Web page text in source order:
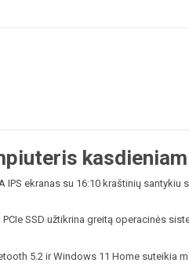
ekranas su 16:10 kraštinių santykiu
SSD užtikrina greitą operacinės
5.2 ir Windows 11 Home suteikia